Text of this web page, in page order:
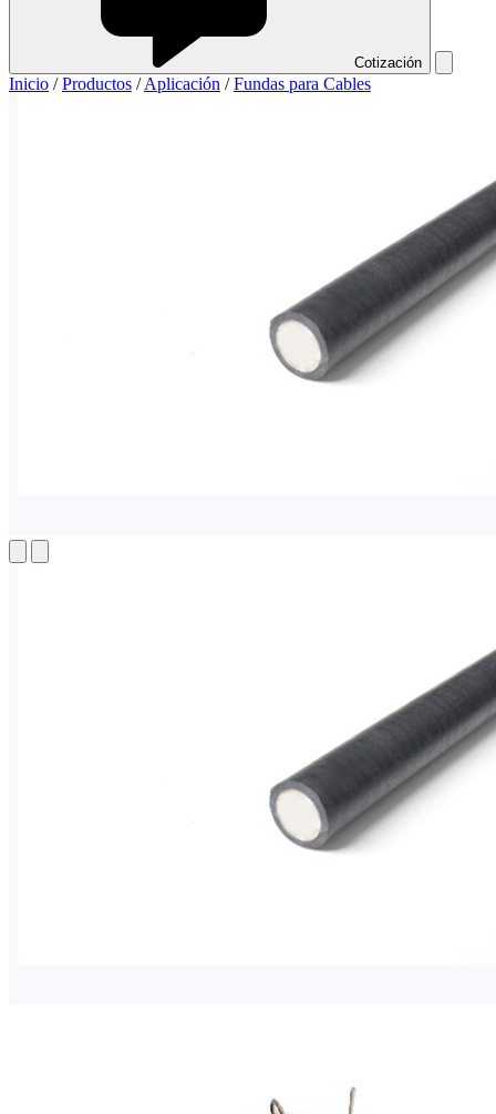
Cotización
Inicio /Productos /Aplicación /Fundas para Cables